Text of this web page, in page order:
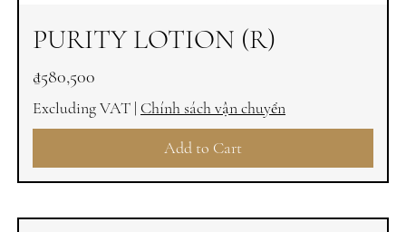
PURITY LOTION (R)
Price
₫580,500
Excluding VAT | Chính sách vận chuyển
Add to Cart